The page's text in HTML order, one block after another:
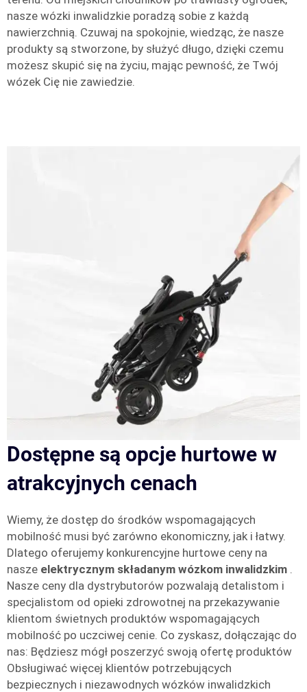
nasze wózki inwalidzkie poradzą sobie z każdą
nawierzchnią. Czuwaj na spokojnie, wiedząc, że nasze
produkty są stworzone, by służyć długo, dzięki czemu
możesz skupić się na życiu, mając pewność, że Twój
wózek Cię nie zawiedzie.
Dostępne są opcje hurtowe w
atrakcyjnych cenach
Wiemy, że dostęp do środków wspomagających
mobilność musi być zarówno ekonomiczny, jak i łatwy.
Dlatego oferujemy konkurencyjne hurtowe ceny na
nasze elektrycznym składanym wózkom inwalidzkim .
Nasze ceny dla dystrybutorów pozwalają detalistom i
specjalistom od opieki zdrowotnej na przekazywanie
klientom świetnych produktów wspomagających
mobilność po uczciwej cenie. Co zyskasz, dołączając do
nas: Będziesz mógł poszerzyć swoją ofertę produktów
Obsługiwać więcej klientów potrzebujących
bezpiecznych i niezawodnych wózków inwalidzkich